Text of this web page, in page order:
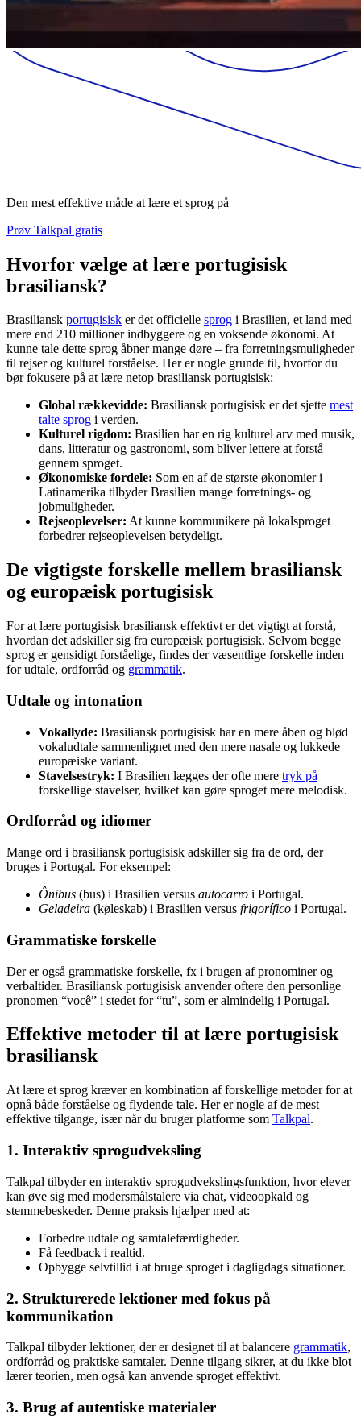
Den mest effektive måde at lære et sprog på
Prøv Talkpal gratis
Hvorfor vælge at lære portugisisk
brasiliansk?
Brasiliansk portugisisk er det officielle sprog i Brasilien, et land med
mere end 210 millioner indbyggere og en voksende økonomi. At
kunne tale dette sprog åbner mange døre – fra forretningsmuligheder
til rejser og kulturel forståelse. Her er nogle grunde til, hvorfor du
bør fokusere på at lære netop brasiliansk portugisisk:
Global rækkevidde: Brasiliansk portugisisk er det sjette mest
talte sprog i verden.
Kulturel rigdom: Brasilien har en rig kulturel arv med musik,
dans, litteratur og gastronomi, som bliver lettere at forstå
gennem sproget.
Økonomiske fordele: Som en af de største økonomier i
Latinamerika tilbyder Brasilien mange forretnings- og
jobmuligheder.
Rejseoplevelser: At kunne kommunikere på lokalsproget
forbedrer rejseoplevelsen betydeligt.
De vigtigste forskelle mellem brasiliansk
og europæisk portugisisk
For at lære portugisisk brasiliansk effektivt er det vigtigt at forstå,
hvordan det adskiller sig fra europæisk portugisisk. Selvom begge
sprog er gensidigt forståelige, findes der væsentlige forskelle inden
for udtale, ordforråd og grammatik.
Udtale og intonation
Vokallyde: Brasiliansk portugisisk har en mere åben og blød
vokaludtale sammenlignet med den mere nasale og lukkede
europæiske variant.
Stavelsestryk: I Brasilien lægges der ofte mere tryk på
forskellige stavelser, hvilket kan gøre sproget mere melodisk.
Ordforråd og idiomer
Mange ord i brasiliansk portugisisk adskiller sig fra de ord, der
bruges i Portugal. For eksempel:
Ônibus (bus) i Brasilien versus autocarro i Portugal.
Geladeira (køleskab) i Brasilien versus frigorífico i Portugal.
Grammatiske forskelle
Der er også grammatiske forskelle, fx i brugen af pronominer og
verbaltider. Brasiliansk portugisisk anvender oftere den personlige
pronomen “você” i stedet for “tu”, som er almindelig i Portugal.
Effektive metoder til at lære portugisisk
brasiliansk
At lære et sprog kræver en kombination af forskellige metoder for at
opnå både forståelse og flydende tale. Her er nogle af de mest
effektive tilgange, især når du bruger platforme som Talkpal.
1. Interaktiv sprogudveksling
Talkpal tilbyder en interaktiv sprogudvekslingsfunktion, hvor elever
kan øve sig med modersmålstalere via chat, videoopkald og
stemmebeskeder. Denne praksis hjælper med at:
Forbedre udtale og samtalefærdigheder.
Få feedback i realtid.
Opbygge selvtillid i at bruge sproget i dagligdags situationer.
2. Strukturerede lektioner med fokus på
kommunikation
Talkpal tilbyder lektioner, der er designet til at balancere grammatik,
ordforråd og praktiske samtaler. Denne tilgang sikrer, at du ikke blot
lærer teorien, men også kan anvende sproget effektivt.
3. Brug af autentiske materialer